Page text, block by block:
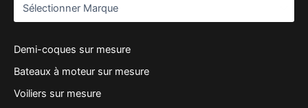
Demi-coques sur mesure
Bateaux à moteur sur mesure
Voiliers sur mesure